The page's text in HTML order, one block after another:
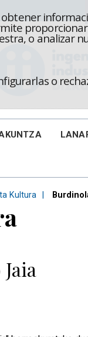
obtener
o analizar
o
Kultura